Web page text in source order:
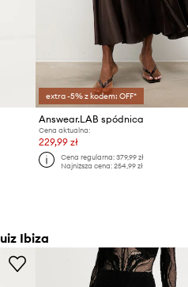
extra -5% z kodem: OFF*
Answear.LAB spódnica
Cena aktualna:
229,99 zł
Cena regularna: 379,99 zł
Najniższa cena: 254,99 zł
Ibiza